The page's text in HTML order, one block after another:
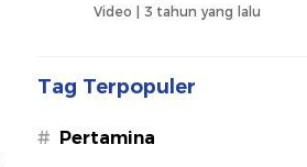
Video | 3 tahun yang lalu
Tag Terpopuler
# Pertamina